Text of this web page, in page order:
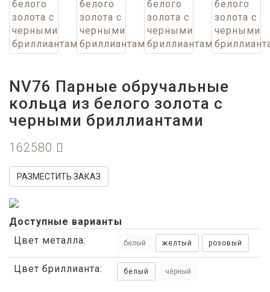
NV76 Парные обручальные
кольца из белого золота с
черными бриллиантами
162580
РАЗМЕСТИТЬ ЗАКАЗ
Доступные варианты
Цвет металла:
белый желтый розовый
Цвет бриллианта: белый чёрный